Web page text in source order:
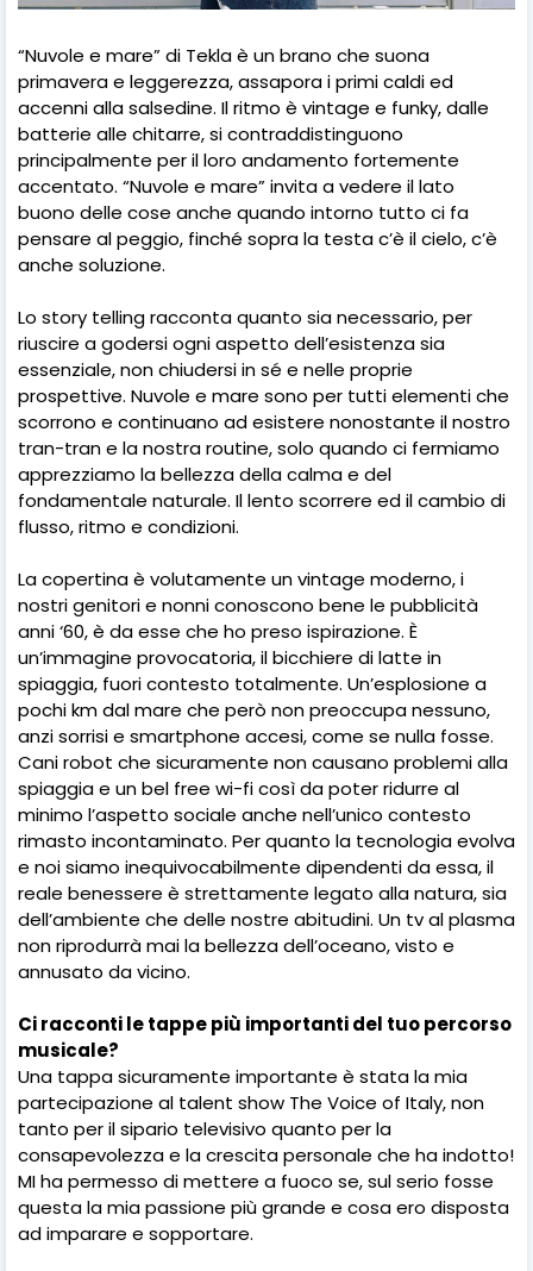
“Nuvole e mare” di Tekla è un brano che suona
primavera e leggerezza, assapora i primi caldi ed
accenni alla salsedine. Il ritmo è vintage e funky, dalle
batterie alle chitarre, si contraddistinguono
principalmente per il loro andamento fortemente
accentato. “Nuvole e mare” invita a vedere il lato
buono delle cose anche quando intorno tutto ci fa
pensare al peggio, finché sopra la testa c’è il cielo, c’è
anche soluzione.
Lo story telling racconta quanto sia necessario, per
riuscire a godersi ogni aspetto dell’esistenza sia
essenziale, non chiudersi in sé e nelle proprie
prospettive. Nuvole e mare sono per tutti elementi che
scorrono e continuano ad esistere nonostante il nostro
tran-tran e la nostra routine, solo quando ci fermiamo
apprezziamo la bellezza della calma e del
fondamentale naturale. Il lento scorrere ed il cambio di
flusso, ritmo e condizioni.
La copertina è volutamente un vintage moderno, i
nostri genitori e nonni conoscono bene le pubblicità
anni ‘60, è da esse che ho preso ispirazione. È
un’immagine provocatoria, il bicchiere di latte in
spiaggia, fuori contesto totalmente. Un’esplosione a
pochi km dal mare che però non preoccupa nessuno,
anzi sorrisi e smartphone accesi, come se nulla fosse.
Cani robot che sicuramente non causano problemi alla
spiaggia e un bel free wi-fi così da poter ridurre al
minimo l’aspetto sociale anche nell’unico contesto
rimasto incontaminato. Per quanto la tecnologia evolva
e noi siamo inequivocabilmente dipendenti da essa, il
reale benessere è strettamente legato alla natura, sia
dell’ambiente che delle nostre abitudini. Un tv al plasma
non riprodurrà mai la bellezza dell’oceano, visto e
annusato da vicino.
Ci racconti le tappe più importanti del tuo percorso
musicale?
Una tappa sicuramente importante è stata la mia
partecipazione al talent show The Voice of Italy, non
tanto per il sipario televisivo quanto per la
consapevolezza e la crescita personale che ha indotto!
MI ha permesso di mettere a fuoco se, sul serio fosse
questa la mia passione più grande e cosa ero disposta
ad imparare e sopportare.